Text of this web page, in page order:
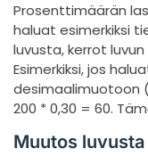
Prosenttimäärän
haluat esimerkiksi
luvusta, kerrot
Esimerkiksi, jos
desimaalimuotoon
200 * 0,30 = 60.
Muutos